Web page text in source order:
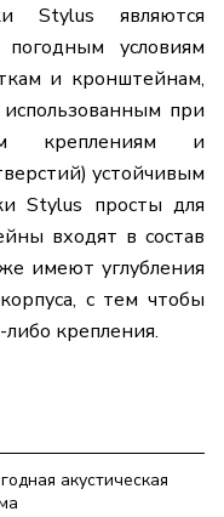
Stylus являются
условиям
и кронштейнам,
при
креплениям и
устойчивым
Stylus просты для
входят в состав
имеют углубления
с тем чтобы
крепления.
акустическая